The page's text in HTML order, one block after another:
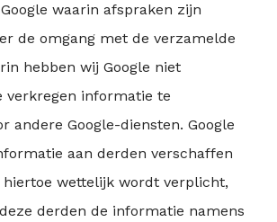
zoek?
waarin afspraken zijn
de omgang met de verzamelde
hebben wij Google niet
verkregen informatie te
andere Google-diensten. Google
aan derden verschaffen
hiertoe wettelijk wordt verplicht,
derden de informatie namens